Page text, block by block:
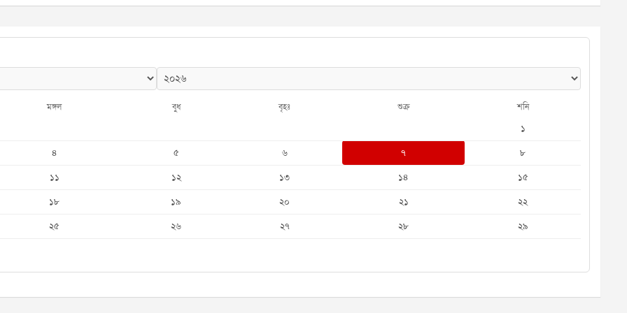
মঙ্গল বুধ বৃহঃ শুক্র শনি
১
৪
৫ ৬ ৭
৮
১১
১২ ১৩ ১৪
১৫
১৮
১৯ ২০ ২১
২২
২৫
২৬ ২৭ ২৮ ২৯